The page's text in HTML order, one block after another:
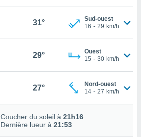
31°
Sud-ouest
16 - 29 km/h
29°
Ouest
15 - 30 km/h
27°
Nord-ouest
14 - 27 km/h
Coucher du soleil à 21h16
Dernière lueur à 21:53